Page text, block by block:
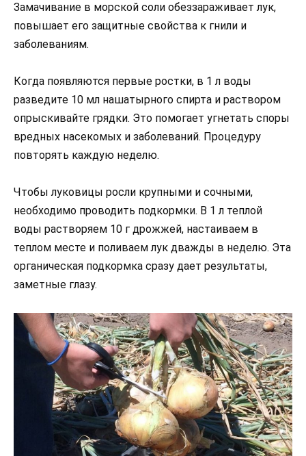
Замачивание в морской соли обеззараживает лук,
повышает его защитные свойства к гнили и
заболеваниям.
Когда появляются первые ростки, в 1 л воды
разведите 10 мл нашатырного спирта и раствором
опрыскивайте грядки. Это помогает угнетать споры
вредных насекомых и заболеваний. Процедуру
повторять каждую неделю.
Чтобы луковицы росли крупными и сочными,
необходимо проводить подкормки. В 1 л теплой
воды растворяем 10 г дрожжей, настаиваем в
теплом месте и поливаем лук дважды в неделю. Эта
органическая подкормка сразу дает результаты,
заметные глазу.